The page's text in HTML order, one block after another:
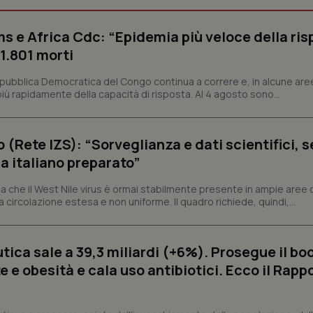
e Africa Cdc: “Epidemia più veloce della
morti
Democratica del Congo continua a correre e, in alcune
rapidamente della capacità di risposta. Al 4 agosto sono...
(Rete IZS): “Sorveglianza e dati scientifici,
italiano preparato”
che il West Nile virus è ormai stabilmente presente in ampie aree
estesa e non uniforme. Il quadro richiede, quindi,...
sale a 39,3 miliardi (+6%). Prosegue il
e obesità e cala uso antibiotici. Ecco il
Necessari Statistici Marketing
del sito. Il sito web non è in grado di funzionare correttamente senza questi
Fornitore/Dominio Scadenza
Descrizione
YouTube
5 mesi 4
Questo cookie viene utilizzato
interazione con il sito. Registra i
del visitatore riguardo a varie
CookieScript
www.quotidianosanita.it
5 mesi 3
settimane
Questo cookie viene utilizzato
Script.com per ricordare le
sui cookie dei visitatori. È
correttamente.
www.quotidianosanita.it
4
settimane
2 giorni
Questo cookie è impostato
abilitare il sistema di tracking